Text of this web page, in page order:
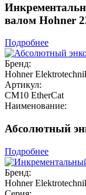
валом Hohner
Подробнее
Бренд:
Hohner
Артикул:
CM10 EtherCat
Наименование:
Абсолютный
Подробнее
Бренд:
Hohner